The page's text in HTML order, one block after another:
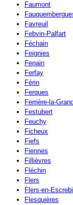
Faumont
Favreuil
Febvin-Palfart
Féchain
Feignies
Fenain
Ferfay
Férin
Ferques
Ferrière-la-
Festubert
Feuchy
Ficheux
Fiefs
Fiennes
Fillièvres
Fléchin
Flers
Flers-en-
Flesquières